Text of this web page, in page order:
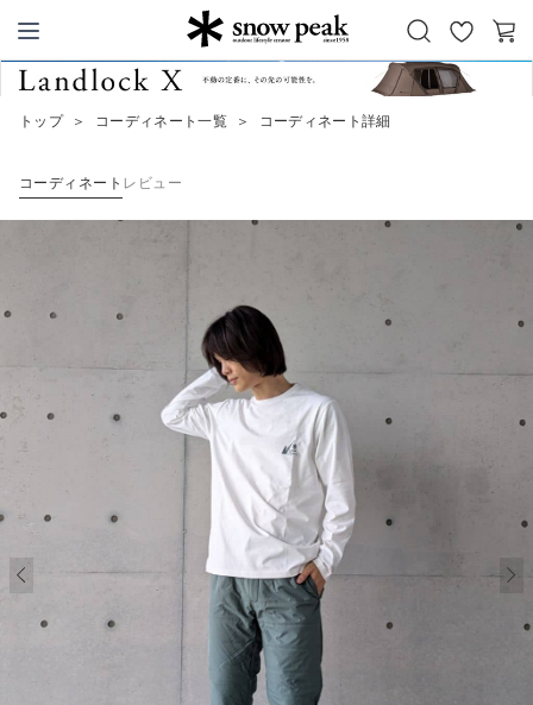
Snow Peak
お
気
カ
トップ ＞ コーディネート一覧 ＞ コーディネート詳細
コーディネート レビュー